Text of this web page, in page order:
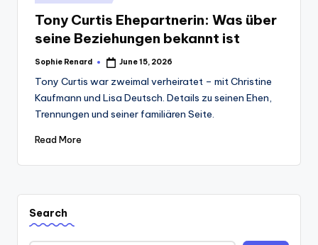
in
Tony Curtis Ehepartnerin: Was über
seine Beziehungen bekannt ist
Posted
Sophie Renard June 15, 2026
Tony Curtis war zweimal verheiratet – mit Christine
Kaufmann und Lisa Deutsch. Details zu seinen Ehen,
Trennungen und seiner familiären Seite.
Read More
Search